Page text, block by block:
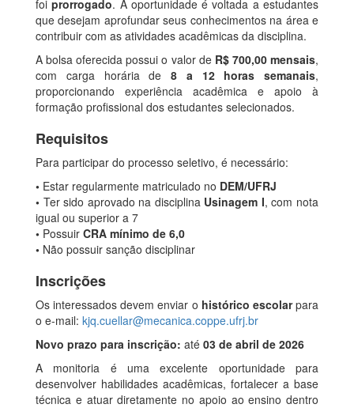
foiprorrogado. A oportunidade é voltada a estudantes
que desejam aprofundar seus conhecimentos na área e
contribuir com as atividades acadêmicas da disciplina.
A bolsa oferecida possui o valor de R$ 700,00 mensais,
com carga horária de 8 a 12 horas semanais,
proporcionando experiência acadêmica e apoio à
formação profissional dos estudantes selecionados.
Requisitos
Para participar do processo seletivo, é necessário:
• Estar regularmente matriculado no DEM/UFRJ
• Ter sido aprovado na disciplina Usinagem I, com nota
igual ou superior a 7
• Possuir CRA mínimo de 6,0
• Não possuir sanção disciplinar
Inscrições
Os interessados devem enviar o histórico escolarpara
o e-mail: kjq.cuellar@mecanica.coppe.ufrj.br
Novo prazo para inscrição: até 03 de abril de 2026
A monitoria é uma excelente oportunidade para
desenvolver habilidades acadêmicas, fortalecer a base
técnica e atuar diretamente no apoio ao ensino dentro